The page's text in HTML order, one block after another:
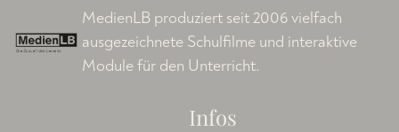
MedienLB produziert seit 2006 vielfach
ausgezeichnete Schulfilme und interaktive
Module für den Unterricht.
Infos